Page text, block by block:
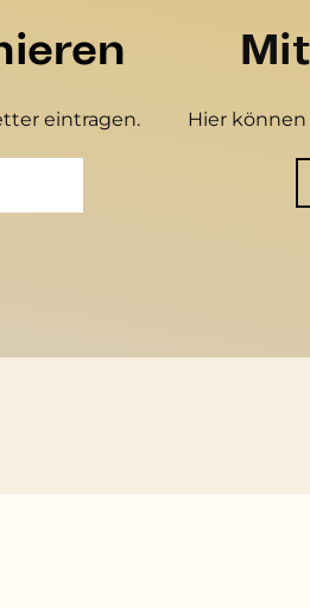
eintragen. Hier